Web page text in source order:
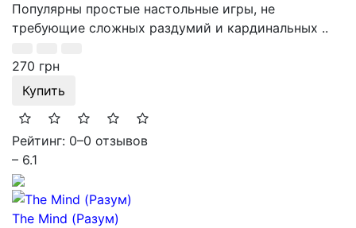
Популярны простые настольные игры, не
требующие сложных раздумий и кардинальных ..
270 грн
Купить
Рейтинг: 0–0 отзывов
– 6.1
The Mind (Разум)